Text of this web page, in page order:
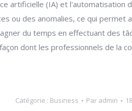
artificielle (IA) et
ou des anomalies, ce qui permet
du temps en effectuant des
dont les professionnels de la
Catégorie : Business Par admin